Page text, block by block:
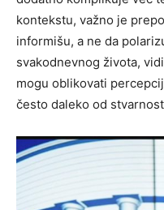
kontekstu, važno je
informišu, a ne da
svakodnevnog života,
mogu oblikovati
često daleko od